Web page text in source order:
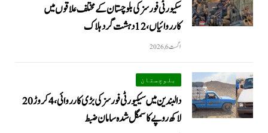
سکیورٹی فورسز کی بلوچستان کے مختلف علاقوں میں
کارروائیاں ، 12 دہشت گرد ہلاک
اگست 6, 2026
بلوچستان
دالبندین میں سیکیورٹی فورسز کی بڑی کارروائی، 4 کروڑ 20
لاکھ روپے کا سمگل شدہ سامان ضبط